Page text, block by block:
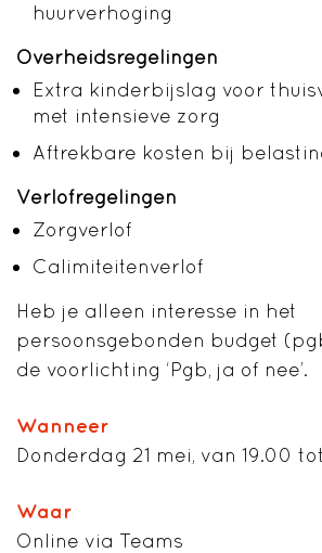
huurverhoging
Overheidsregelingen
Extra kinderbijslag voor
met intensieve zorg
Aftrekbare kosten bij
Verlofregelingen
Zorgverlof
Calimiteitenverlof
Heb je alleen interesse in het
persoonsgebonden budget
de voorlichting ‘Pgb, ja of nee’.
Wanneer
Donderdag 21 mei, van 19.00
Waar
Online via Teams